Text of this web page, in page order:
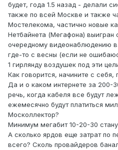
будет, года 1.5 назад - делали
также по всей Москве и также
Мостелекома, частично новые
Нетбайнета (Мегафона) выигран
очередному видеонаблюдению
где-то с весны (если не
1 гирлянду воздушек под эти
Как говорится, начините с
Да и о каком интернете за 200-
речь, когда кабеля все будут
ежемесячно будут платиться
Москоллектор?
Минимум мегабит 10-20-30
А сколько ярдов еще затрат по
всего? Сколь провайдеров